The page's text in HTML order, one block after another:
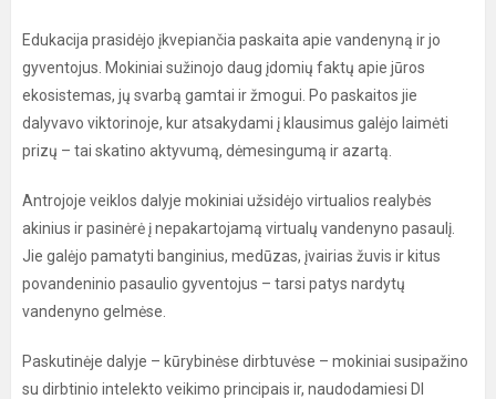
Edukacija prasidėjo įkvepiančia paskaita apie vandenyną ir jo
gyventojus. Mokiniai sužinojo daug įdomių faktų apie jūros
ekosistemas, jų svarbą gamtai ir žmogui. Po paskaitos jie
dalyvavo viktorinoje, kur atsakydami į klausimus galėjo laimėti
prizų – tai skatino aktyvumą, dėmesingumą ir azartą.
Antrojoje veiklos dalyje mokiniai užsidėjo virtualios realybės
akinius ir pasinėrė į nepakartojamą virtualų vandenyno pasaulį.
Jie galėjo pamatyti banginius, medūzas, įvairias žuvis ir kitus
povandeninio pasaulio gyventojus – tarsi patys nardytų
vandenyno gelmėse.
Paskutinėje dalyje – kūrybinėse dirbtuvėse – mokiniai susipažino
su dirbtinio intelekto veikimo principais ir, naudodamiesi DI